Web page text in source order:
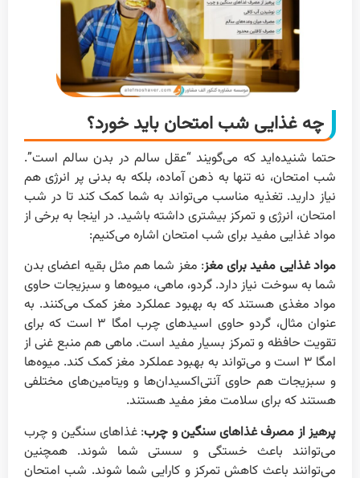
چه غذایی شب امتحان باید خورد؟
حتما شنیده‌اید که می‌گویند “عقل سالم در بدن سالم است”.
شب امتحان، نه تنها به ذهن آماده، بلکه به بدنی پر انرژی هم
نیاز دارید. تغذیه مناسب می‌تواند به شما کمک کند تا در شب
امتحان، انرژی و تمرکز بیشتری داشته باشید. در اینجا به برخی از
مواد غذایی مفید برای شب امتحان اشاره می‌کنیم:
مواد غذایی مفید برای مغز: مغز شما هم مثل بقیه اعضای بدن
شما به سوخت نیاز دارد. گردو، ماهی، میوه‌ها و سبزیجات حاوی
مواد مغذی هستند که به بهبود عملکرد مغز کمک می‌کنند. به
عنوان مثال، گردو حاوی اسیدهای چرب امگا ۳ است که برای
تقویت حافظه و تمرکز بسیار مفید است. ماهی هم منبع غنی از
امگا ۳ است و می‌تواند به بهبود عملکرد مغز کمک کند. میوه‌ها
و سبزیجات هم حاوی آنتی‌اکسیدان‌ها و ویتامین‌های مختلفی
هستند که برای سلامت مغز مفید هستند.
پرهیز از مصرف غذاهای سنگین و چرب: غذاهای سنگین و چرب
می‌توانند باعث خستگی و سستی شما شوند. همچنین
می‌توانند باعث کاهش تمرکز و کارایی شما شوند. شب امتحان